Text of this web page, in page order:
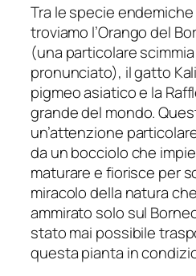
Tra le specie
troviamo l’Orango del
(una particolare
pronunciato), il gatto
pigmeo asiatico e la
grande del mondo.
un’attenzione
da un bocciolo che
maturare e fiorisce per
miracolo della natura
ammirato solo sul
stato mai possibile
questa pianta in